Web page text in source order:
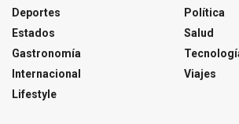
Deportes
Estados
Gastronomía
Internacional
Lifestyle
Política
Salud
Viajes